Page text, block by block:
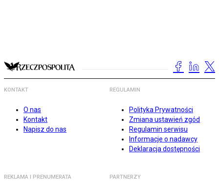
KONTAKT
O nas
Kontakt
Napisz do nas
REGULAMIN
Polityka Prywatności
Zmiana ustawień zgód
Regulamin serwisu
Informacje o nadawcy
Deklaracja dostępności
REKLAMA I PRENUMERATA PARTNERZY